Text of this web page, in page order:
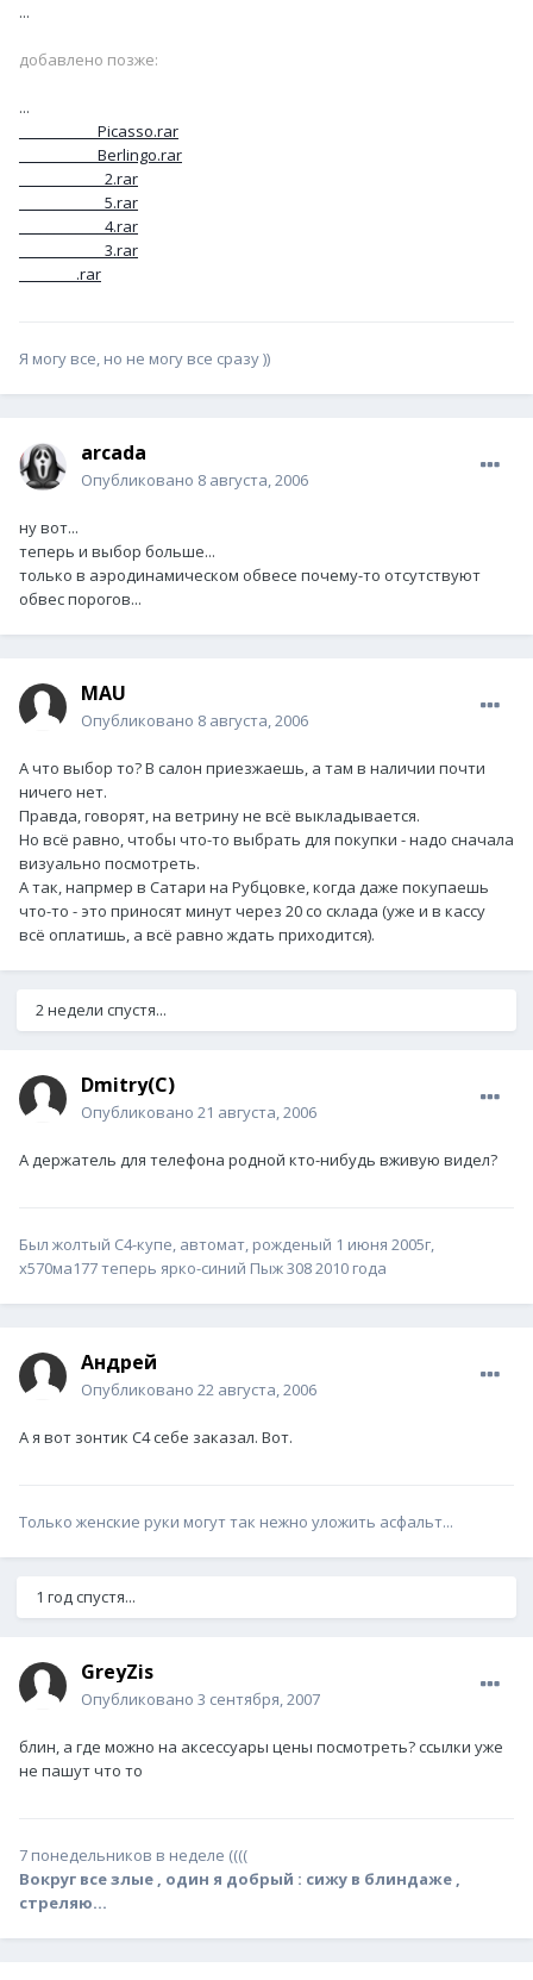
...
добавлено позже:
...
___________Picasso.rar
___________Berlingo.rar
____________2.rar
____________5.rar
____________4.rar
____________3.rar
________.rar
Я могу все, но не могу все сразу ))
arcada
Опубликовано 8 августа, 2006
ну вот...
теперь и выбор больше...
только в аэродинамическом обвесе почему-то отсутствуют
обвес порогов...
MAU
Опубликовано 8 августа, 2006
А что выбор то? В салон приезжаешь, а там в наличии почти
ничего нет.
Правда, говорят, на ветрину не всё выкладывается.
Но всё равно, чтобы что-то выбрать для покупки - надо сначала
визуально посмотреть.
А так, напрмер в Сатари на Рубцовке, когда даже покупаешь
что-то - это приносят минут через 20 со склада (уже и в кассу
всё оплатишь, а всё равно ждать приходится).
2 недели спустя...
Dmitry(C)
Опубликовано 21 августа, 2006
А держатель для телефона родной кто-нибудь вживую видел?
Был жолтый С4-купе, автомат, рожденый 1 июня 2005г,
х570ма177 теперь ярко-синий Пыж 308 2010 года
Андрей
Опубликовано 22 августа, 2006
А я вот зонтик С4 себе заказал. Вот.
Только женские руки могут так нежно уложить асфальт...
1 год спустя...
GreyZis
Опубликовано 3 сентября, 2007
блин, а где можно на аксессуары цены посмотреть? ссылки уже
не пашут что то
7 понедельников в неделе ((((
Вокруг все злые , один я добрый : сижу в блиндаже ,
стреляю...